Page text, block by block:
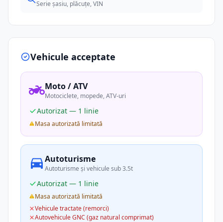
Serie șasiu, plăcuțe, VIN
Vehicule acceptate
Moto / ATV
Motociclete, mopede, ATV-uri
Autorizat — 1 linie
Masa autorizată limitată
Autoturisme
Autoturisme și vehicule sub 3.5t
Autorizat — 1 linie
Masa autorizată limitată
Vehicule tractate (remorci)
Autovehicule GNC (gaz natural comprimat)